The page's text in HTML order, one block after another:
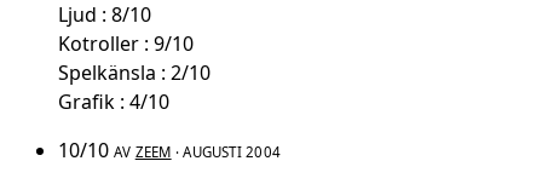
Ljud : 8/10
Kotroller : 9/10
Spelkänsla : 2/10
Grafik : 4/10
10/10 AV ZEEM · AUGUSTI 2004